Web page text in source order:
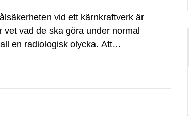
vid ett kärnkraftverk är
vad de ska göra under normal
en radiologisk olycka. Att